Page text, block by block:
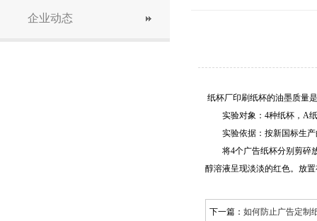
企业动态
纸杯厂印刷纸杯的油墨质量
实验对象：4种纸杯，A纸
实验依据：按新国标生产
将4个广告纸杯分别剪碎放
醇溶液呈现淡淡的红色。放
下一篇： 如何防止广告定制